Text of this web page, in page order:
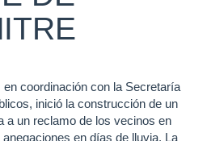
coordinación con la Secretaría
inició la construcción de un
a un reclamo de los vecinos en
en días de lluvia. La